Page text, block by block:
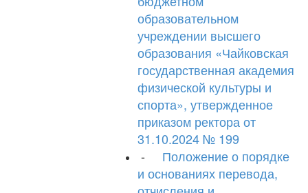
образовательном
учреждении высшего
образования «Чайковская
государственная академия
физической культуры и
спорта», утвержденное
приказом ректора от
31.10.2024 № 199
- Положение о порядке
и основаниях перевода,